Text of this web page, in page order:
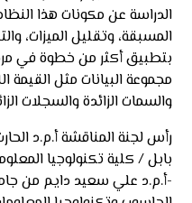
الدراسة عن مكونات هذا
المسبقة، وتقليل الميزات،
بتطبيق أكثر من خطوة في
مجموعة البيانات مثل القيمة
والسمات الزائدة والسجلات
رأس لجنة المناقشة أ.م.د
بابل / كلية تكنولوجيا
-أ.م.د علي سعيد دايم من